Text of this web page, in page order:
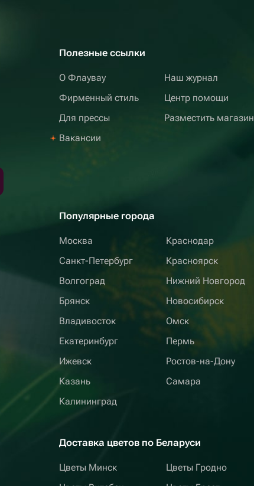
Полезные ссылки
О Флаувау
Фирменный стиль
Для прессы
Вакансии
Наш журнал
Центр помощи
Разместить магазин
Популярные города
Москва
Санкт-Петербург
Волгоград
Брянск
Владивосток
Екатеринбург
Ижевск
Казань
Калининград
Краснодар
Красноярск
Нижний Новгород
Новосибирск
Омск
Пермь
Ростов-на-Дону
Самара
Доставка цветов по Беларуси
Цветы Минск
Цветы Гродно